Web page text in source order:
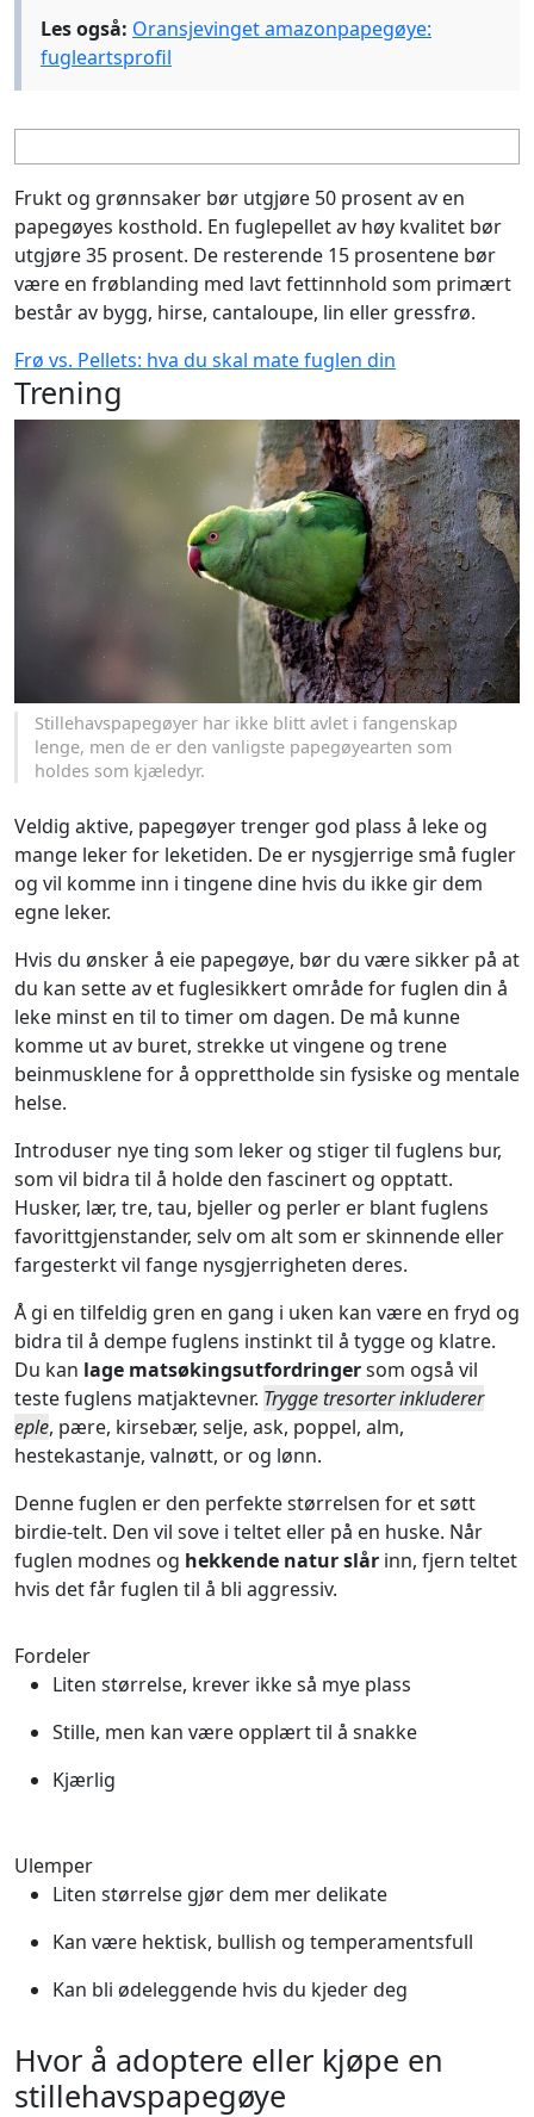
Les også: Oransjevinget amazonpapegøye:
fugleartsprofil
Frukt og grønnsaker bør utgjøre 50 prosent av en
papegøyes kosthold. En fuglepellet av høy kvalitet bør
utgjøre 35 prosent. De resterende 15 prosentene bør
være en frøblanding med lavt fettinnhold som primært
består av bygg, hirse, cantaloupe, lin eller gressfrø.
Frø vs. Pellets: hva du skal mate fuglen din
Trening
Stillehavspapegøyer har ikke blitt avlet i fangenskap
lenge, men de er den vanligste papegøyearten som
holdes som kjæledyr.
Veldig aktive, papegøyer trenger god plass å leke og
mange leker for leketiden. De er nysgjerrige små fugler
og vil komme inn i tingene dine hvis du ikke gir dem
egne leker.
Hvis du ønsker å eie papegøye, bør du være sikker på at
du kan sette av et fuglesikkert område for fuglen din å
leke minst en til to timer om dagen. De må kunne
komme ut av buret, strekke ut vingene og trene
beinmusklene for å opprettholde sin fysiske og mentale
helse.
Introduser nye ting som leker og stiger til fuglens bur,
som vil bidra til å holde den fascinert og opptatt.
Husker, lær, tre, tau, bjeller og perler er blant fuglens
favorittgjenstander, selv om alt som er skinnende eller
fargesterkt vil fange nysgjerrigheten deres.
Å gi en tilfeldig gren en gang i uken kan være en fryd og
bidra til å dempe fuglens instinkt til å tygge og klatre.
Du kan lage matsøkingsutfordringersom også vil
teste fuglens matjaktevner. Trygge tresorter inkluderer
eple, pære, kirsebær, selje, ask, poppel, alm,
hestekastanje, valnøtt, or og lønn.
Denne fuglen er den perfekte størrelsen for et søtt
birdie-telt. Den vil sove i teltet eller på en huske. Når
fuglen modnes og hekkende natur slår inn, fjern teltet
hvis det får fuglen til å bli aggressiv.
Fordeler
Liten størrelse, krever ikke så mye plass
Stille, men kan være opplært til å snakke
Kjærlig
Ulemper
Liten størrelse gjør dem mer delikate
Kan være hektisk, bullish og temperamentsfull
Kan bli ødeleggende hvis du kjeder deg
Hvor å adoptere eller kjøpe en
stillehavspapegøye